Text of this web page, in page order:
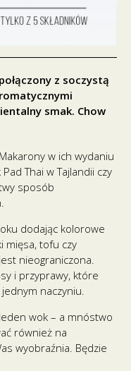
z soczystą
smak. Chow
w ich wydaniu
Thai w Tajlandii czy
sposób
dodając kolorowe
mięsa, tofu czy
nieograniczona.
i przyprawy, które
naczyniu.
wok – a mnóstwo
również na
wyobraźnia. Będzie